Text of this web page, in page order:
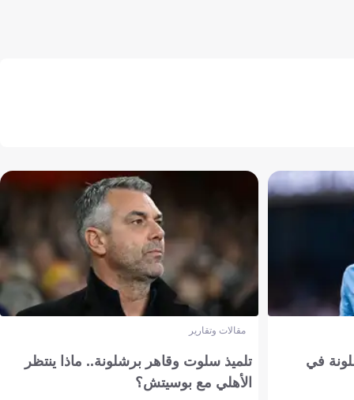
في
مقالات وتقارير
تلميذ سلوت وقاهر برشلونة.. ماذا ينتظر
الأهلي مع بوسيتش؟